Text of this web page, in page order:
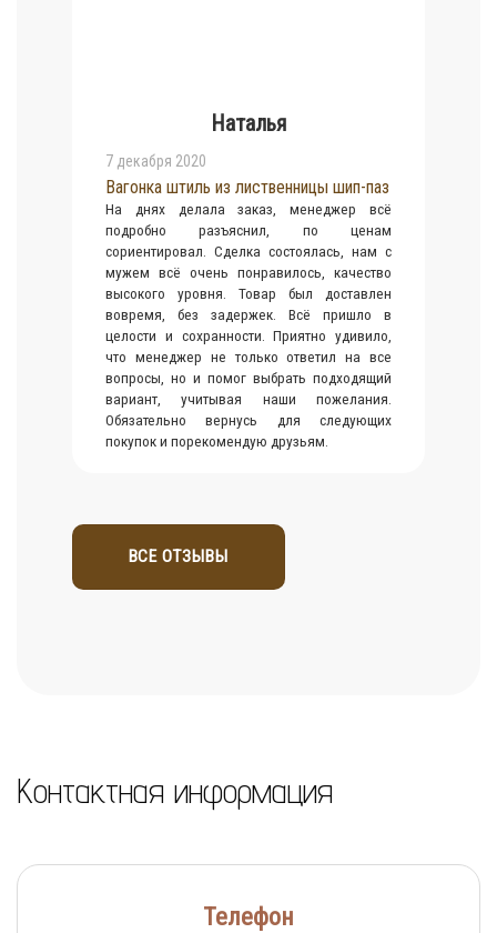
Наталья
7 декабря 2020
Вагонка штиль из лиственницы шип-паз
На днях делала заказ, менеджер всё
подробно разъяснил, по ценам
сориентировал. Сделка состоялась, нам с
мужем всё очень понравилось, качество
высокого уровня. Товар был доставлен
вовремя, без задержек. Всё пришло в
целости и сохранности. Приятно удивило,
что менеджер не только ответил на все
вопросы, но и помог выбрать подходящий
вариант, учитывая наши пожелания.
Обязательно вернусь для следующих
покупок и порекомендую друзьям.
ВСЕ ОТЗЫВЫ
Контактная информация
Телефон